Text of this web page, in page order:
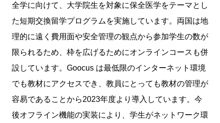
全学に向けて、大学院生を対象に保全医学をテーマとし
た短期交換留学プログラムを実施しています。両国は地
理的に遠く費用面や安全管理の観点から参加学生の数が
限られるため、枠を広げるためにオンラインコースも併
設しています。Goocus は最低限のインターネット環境
でも教材にアクセスでき、教員にとっても教材の管理が
容易であることから2023年度より導入しています。今
後オフライン機能の実装により、学生がネットワーク環